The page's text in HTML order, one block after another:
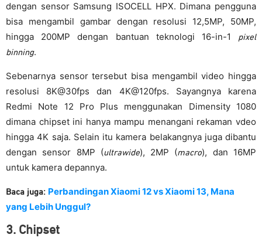
dengan sensor Samsung ISOCELL HPX. Dimana pengguna
bisa mengambil gambar dengan resolusi 12,5MP, 50MP,
hingga 200MP dengan bantuan teknologi 16-in-1
pixel
binning.
Sebenarnya sensor tersebut bisa mengambil video hingga
resolusi 8K@30fps dan 4K@120fps. Sayangnya karena
Redmi Note 12 Pro Plus menggunakan Dimensity 1080
dimana chipset ini hanya mampu menangani rekaman vdeo
hingga 4K saja. Selain itu kamera belakangnya juga dibantu
dengan sensor 8MP (ultrawide), 2MP (macro), dan 16MP
untuk kamera depannya.
Baca juga: Perbandingan Xiaomi 12 vs Xiaomi 13, Mana
yang Lebih Unggul?
3. Chipset